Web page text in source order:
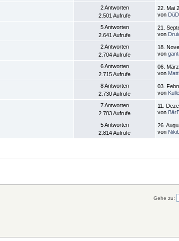
2 Antworten
2.501 Aufrufe
22. Mai
von
5 Antworten
2.641 Aufrufe
21.
von
2 Antworten
2.704 Aufrufe
18.
von
6 Antworten
2.715 Aufrufe
06.
von
8 Antworten
2.730 Aufrufe
03.
von Kulle
7 Antworten
2.783 Aufrufe
11.
von
5 Antworten
2.814 Aufrufe
26.
von
Gehe zu: